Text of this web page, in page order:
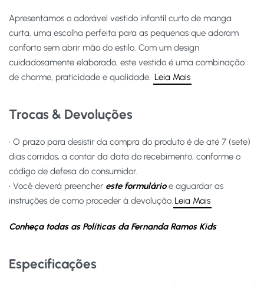
Apresentamos o adorável vestido infantil curto de manga
curta, uma escolha perfeita para as pequenas que adoram
conforto sem abrir mão do estilo. Com um design
cuidadosamente elaborado, este vestido é uma combinação
de charme, praticidade e qualidade. Leia Mais
Trocas & Devoluções
• O prazo para desistir da compra do produto é de até 7 (sete)
dias corridos, a contar da data do recebimento, conforme o
código de defesa do consumidor.
• Você deverá preencher este formulárioe aguardar as
instruções de como proceder à devolução.Leia Mais
Conheça todas as Políticas da Fernanda Ramos Kids
Especificações